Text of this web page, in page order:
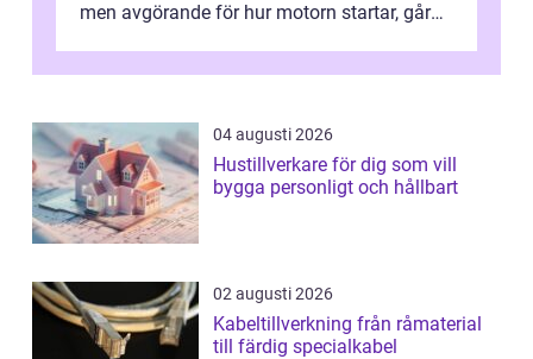
men avgörande för hur motorn startar, går
04 augusti 2026
Hustillverkare för dig som vill
bygga personligt och hållbart
02 augusti 2026
Kabeltillverkning från råmaterial
till färdig specialkabel